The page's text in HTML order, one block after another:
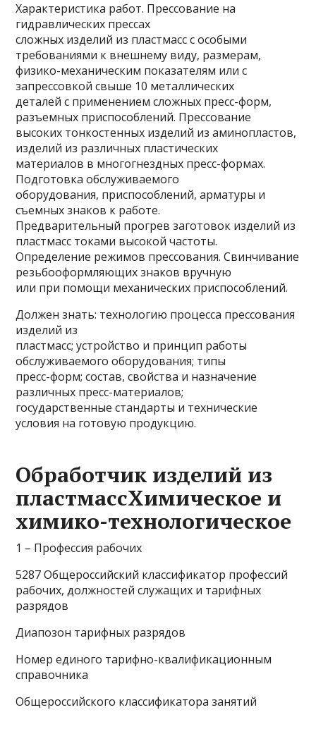
Характеристика работ. Прессование на
гидравлических прессах
сложных изделий из пластмасс с особыми
требованиями к внешнему виду, размерам,
физико-механическим показателям или с
запрессовкой свыше 10 металлических
деталей с применением сложных пресс-форм,
разъемных приспособлений. Прессование
высоких тонкостенных изделий из аминопластов,
изделий из различных пластических
материалов в многогнездных пресс-формах.
Подготовка обслуживаемого
оборудования, приспособлений, арматуры и
съемных знаков к работе.
Предварительный прогрев заготовок изделий из
пластмасс токами высокой частоты.
Определение режимов прессования. Свинчивание
резьбооформляющих знаков вручную
или при помощи механических приспособлений.
Должен знать: технологию процесса прессования
изделий из
пластмасс; устройство и принцип работы
обслуживаемого оборудования; типы
пресс-форм; состав, свойства и назначение
различных пресс-материалов;
государственные стандарты и технические
условия на готовую продукцию.
Обработчик изделий из
пластмассХимическое и
химико-технологическое
1 – Профессия рабочих
5287 Общероссийский классификатор профессий
рабочих, должностей служащих и тарифных
разрядов
Диапозон тарифных разрядов
Номер единого тарифно-квалификационным
справочника
Общероссийского классификатора занятий